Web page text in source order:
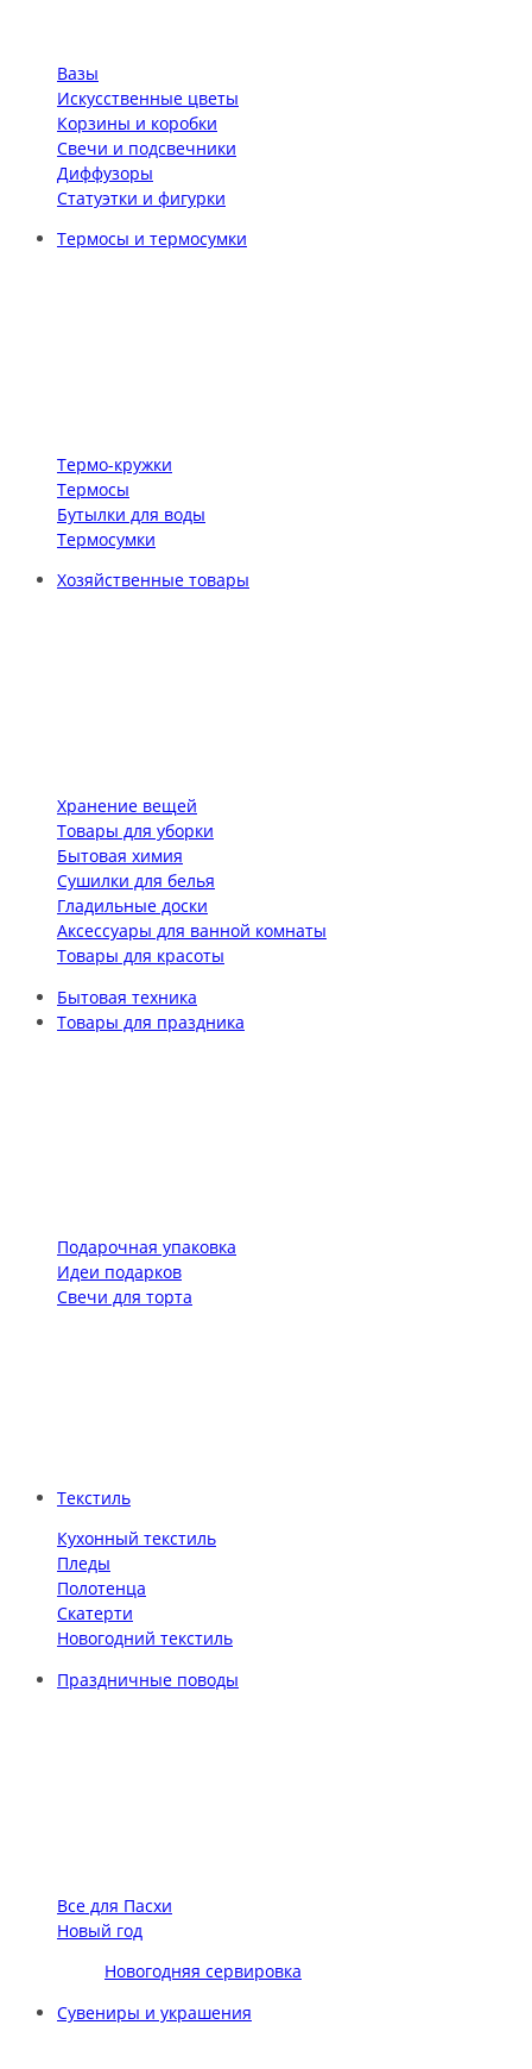
Вазы
Искусственные цветы
Корзины и коробки
Свечи и подсвечники
Диффузоры
Статуэтки и фигурки
Термосы и термосумки
Термо-кружки
Термосы
Бутылки для воды
Термосумки
Хозяйственные товары
Хранение вещей
Товары для уборки
Бытовая химия
Сушилки для белья
Гладильные доски
Аксессуары для ванной комнаты
Товары для красоты
Бытовая техника
Товары для праздника
Подарочная упаковка
Идеи подарков
Свечи для торта
Текстиль
Кухонный текстиль
Пледы
Полотенца
Скатерти
Новогодний текстиль
Праздничные поводы
Все для Пасхи
Новый год
Новогодняя сервировка
Сувениры и украшения